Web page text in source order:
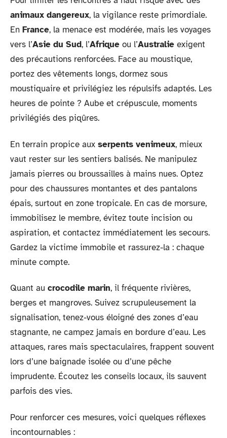
animaux dangereux, la vigilance reste primordiale.
En France, la menace est modérée, mais les voyages
vers l’Asie du Sud, l’Afrique ou l’Australie exigent
des précautions renforcées. Face au moustique,
portez des vêtements longs, dormez sous
moustiquaire et privilégiez les répulsifs adaptés. Les
heures de pointe ? Aube et crépuscule, moments
privilégiés des piqûres.
En terrain propice aux serpents venimeux, mieux
vaut rester sur les sentiers balisés. Ne manipulez
jamais pierres ou broussailles à mains nues. Optez
pour des chaussures montantes et des pantalons
épais, surtout en zone tropicale. En cas de morsure,
immobilisez le membre, évitez toute incision ou
aspiration, et contactez immédiatement les secours.
Gardez la victime immobile et rassurez-la : chaque
minute compte.
Quant au crocodile marin, il fréquente rivières,
berges et mangroves. Suivez scrupuleusement la
signalisation, tenez-vous éloigné des zones d’eau
stagnante, ne campez jamais en bordure d’eau. Les
attaques, rares mais spectaculaires, frappent souvent
lors d’une baignade isolée ou d’une pêche
imprudente. Écoutez les conseils locaux, ils sauvent
parfois des vies.
Pour renforcer ces mesures, voici quelques réflexes
incontournables :